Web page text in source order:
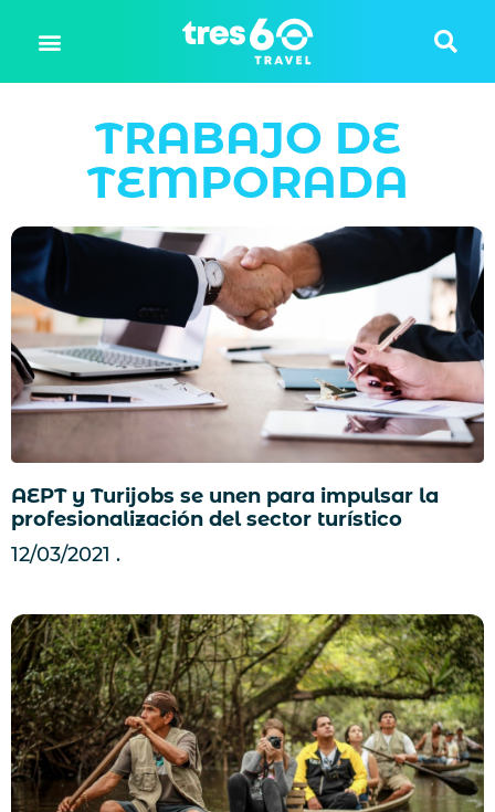
TRABAJO DE
TEMPORADA
AEPT y Turijobs se unen para impulsar la
profesionalización del sector turístico
12/03/2021